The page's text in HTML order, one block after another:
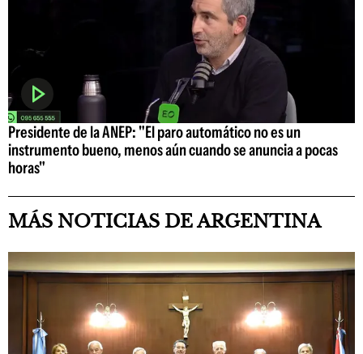
Presidente de la ANEP: "El paro automático no es un
instrumento bueno, menos aún cuando se anuncia a pocas
horas"
MÁS NOTICIAS DE ARGENTINA